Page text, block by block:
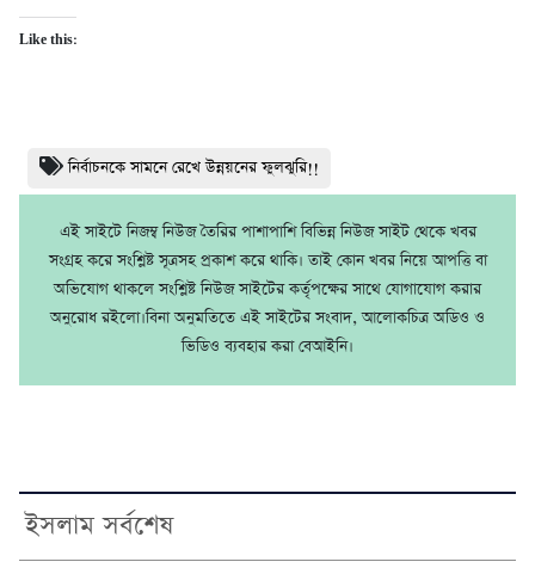
Like this:
নির্বাচনকে সামনে রেখে উন্নয়নের ফুলঝুরি!!
এই সাইটে নিজম্ব নিউজ তৈরির পাশাপাশি বিভিন্ন নিউজ সাইট থেকে খবর
সংগ্রহ করে সংশ্লিষ্ট সূত্রসহ প্রকাশ করে থাকি। তাই কোন খবর নিয়ে আপত্তি বা
অভিযোগ থাকলে সংশ্লিষ্ট নিউজ সাইটের কর্তৃপক্ষের সাথে যোগাযোগ করার
অনুরোধ রইলো।বিনা অনুমতিতে এই সাইটের সংবাদ, আলোকচিত্র অডিও ও
ভিডিও ব্যবহার করা বেআইনি।
ইসলাম সর্বশেষ